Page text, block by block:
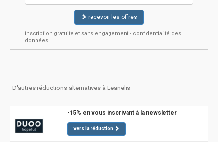
recevoir les offres
inscription gratuite et sans engagement - confidentialité des
données
D'autres réductions alternatives à Leanelis
-15% en vous inscrivant à la newsletter
vers la réduction